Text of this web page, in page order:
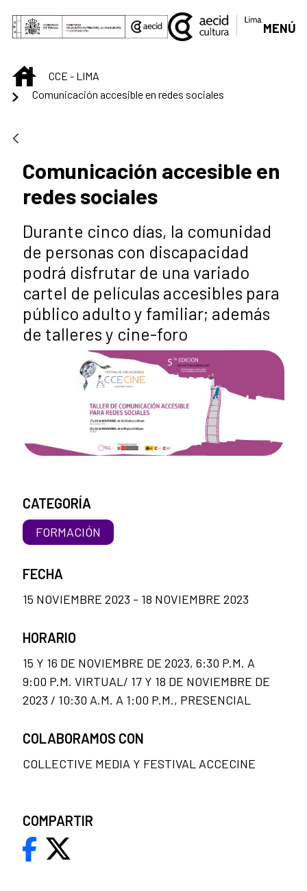
Saltar al contenido principal
MENÚ
INICIOCCE - LIMA
Comunicación accesible en redes sociales
Comunicación accesible en
redes sociales
Durante cinco días, la comunidad
de personas con discapacidad
podrá disfrutar de una variado
cartel de películas accesibles para
público adulto y familiar; además
de talleres y cine-foro
CATEGORÍA
FORMACIÓN
FECHA
15 NOVIEMBRE 2023 - 18 NOVIEMBRE 2023
HORARIO
15 Y 16 DE NOVIEMBRE DE 2023, 6:30 P.M. A
9:00 P.M. VIRTUAL/ 17 Y 18 DE NOVIEMBRE DE
2023 / 10:30 A.M. A 1:00 P.M., PRESENCIAL
COLABORAMOS CON
COLLECTIVE MEDIA Y FESTIVAL ACCECINE
COMPARTIR